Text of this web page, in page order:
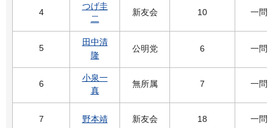
4
つげ圭
二
新友会 10 一問
5
田中清
隆
公明党 6 一問
6
小泉一
真
無所属 7 一問
7 野本靖 新友会 18 一問